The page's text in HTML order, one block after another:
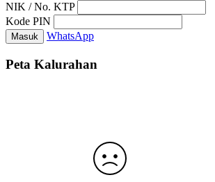
NIK / No. KTP
Kode PIN
Masuk WhatsApp
Peta Kalurahan